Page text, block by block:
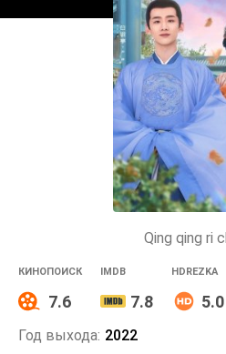
Qing qing ri
КИНОПОИСК
7.6
IMDB
7.8
HDREZKA
5.0
Год выхода: 2022